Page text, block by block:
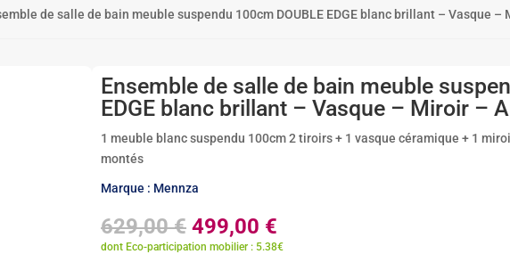
de salle de bain meuble suspendu 100cm DOUBLE EDGE blanc brillant – Vasque –
Ensemble de salle de bain meuble
EDGE blanc brillant – Vasque – Miroir –
1 meuble blanc suspendu 100cm 2 tiroirs + 1 vasque céramique + 1
montés
Marque : Mennza
629,00€ Le
prix
499,00 €
prix
dont Eco-participation mobilier : 5.38€